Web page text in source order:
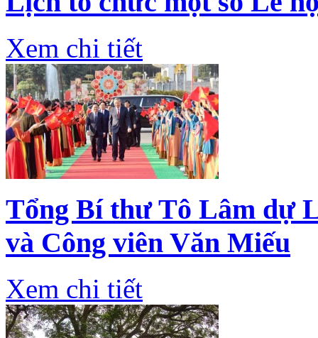
Xem chi tiết
Tổng Bí thư Tô Lâm dự
và Công viên Văn Miếu
Xem chi tiết